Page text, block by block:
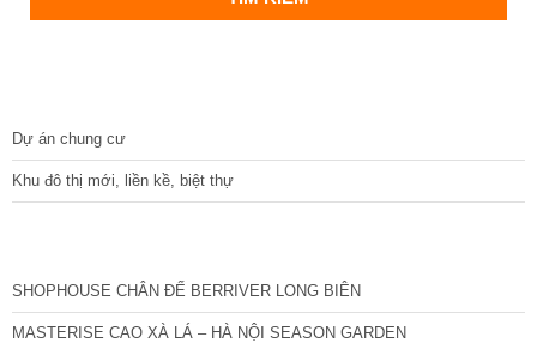
Dự án chung cư
Khu đô thị mới, liền kề, biệt thự
SHOPHOUSE CHÂN ĐẾ BERRIVER LONG BIÊN
MASTERISE CAO XÀ LÁ – HÀ NỘI SEASON GARDEN